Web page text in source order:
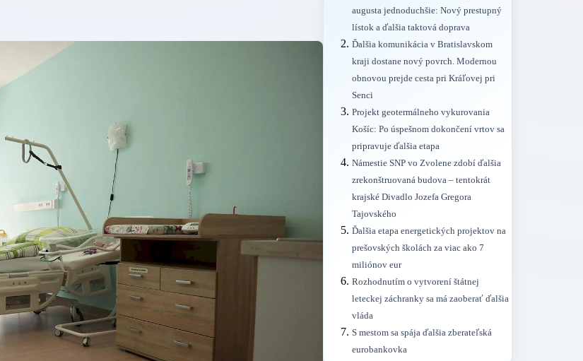
augusta jednoduchšie: Nový prestupný
lístok a ďalšia taktová doprava
Ďalšia komunikácia v Bratislavskom
kraji dostane nový povrch. Modernou
obnovou prejde cesta pri Kráľovej pri
Senci
Projekt geotermálneho vykurovania
Košíc: Po úspešnom dokončení vrtov sa
pripravuje ďalšia etapa
Námestie SNP vo Zvolene zdobí ďalšia
zrekonštruovaná budova – tentokrát
krajské Divadlo Jozefa Gregora
Tajovského
Ďalšia etapa energetických projektov na
prešovských školách za viac ako 7
miliónov eur
Rozhodnutím o vytvorení štátnej
leteckej záchranky sa má zaoberať ďalšia
vláda
S mestom sa spája ďalšia zberateľská
eurobankovka